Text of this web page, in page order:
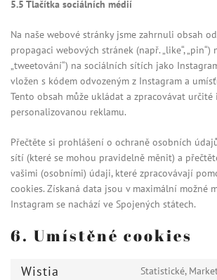
5.5 Tlačítka sociálních médií
Na naše webové stránky jsme zahrnuli obsah
propagaci webových stránek (např. „like“,
„tweetování“) na sociálních sítích jako
vložen s kódem odvozeným z Instagram a
Tento obsah může ukládat a zpracovávat určité
personalizovanou reklamu.
Přečtěte si prohlášení o ochraně osobních
sítí (které se mohou pravidelně měnit) a
vašimi (osobními) údaji, které zpracovávají
cookies. Získaná data jsou v maximální možné
Instagram se nachází ve Spojených státech.
6. Umístěné cookies
Wistia Statistické,